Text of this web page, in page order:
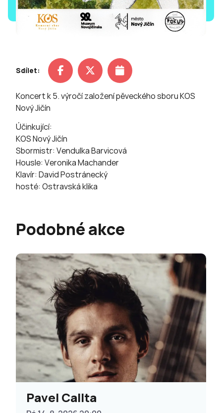
Sdílet:
Koncert k 5. výročí založení pěveckého sboru KOS
Nový Jičín
Účinkující:
KOS Nový Jičín
Sbormistr: Vendulka Barvicová
Housle: Veronika Machander
Klavír: David Postránecký
hosté: Ostravská klika
Podobné akce
Pavel Callta